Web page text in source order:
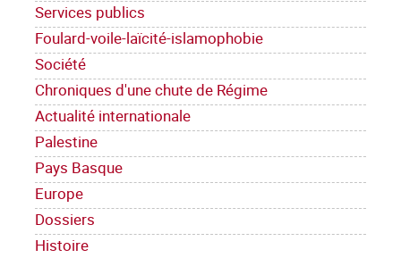
Services publics
Foulard-voile-laïcité-islamophobie
Société
Chroniques d'une chute de Régime
Actualité internationale
Palestine
Pays Basque
Europe
Dossiers
Histoire